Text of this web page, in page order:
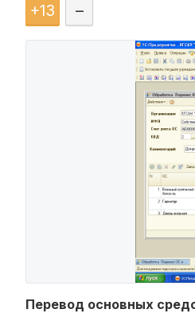
+13 –
Перевод основных